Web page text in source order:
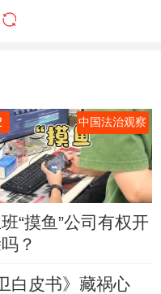
中国法治观察
班“摸鱼”公司有权开
？
白皮书》藏祸心